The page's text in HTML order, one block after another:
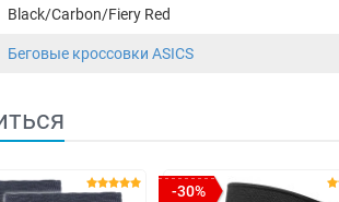
Black/Carbon/Fiery Red
Беговые кроссовки ASICS
-30%